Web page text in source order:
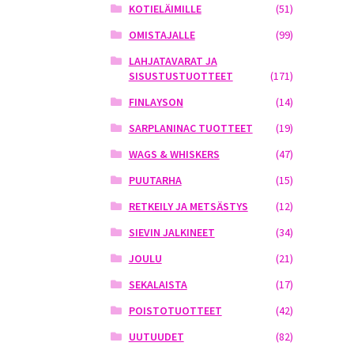
KOTIELÄIMILLE
(51)
OMISTAJALLE
(99)
LAHJATAVARAT JA
SISUSTUSTUOTTEET
(171)
FINLAYSON
(14)
SARPLANINAC TUOTTEET
(19)
WAGS & WHISKERS
(47)
PUUTARHA
(15)
RETKEILY JA METSÄSTYS
(12)
SIEVIN JALKINEET
(34)
JOULU
(21)
SEKALAISTA
(17)
POISTOTUOTTEET
(42)
UUTUUDET
(82)